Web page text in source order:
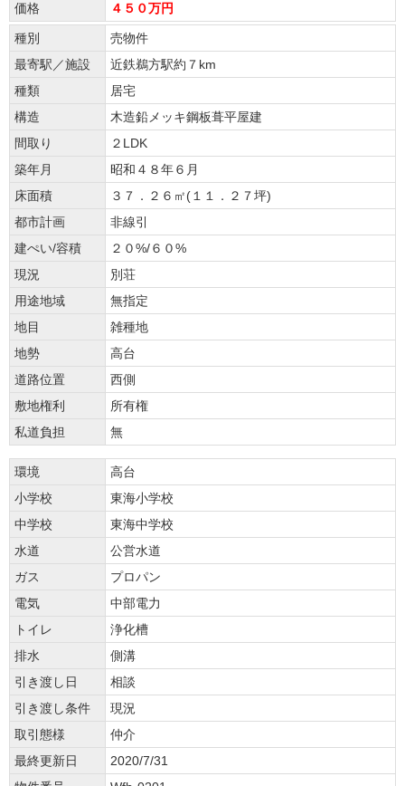
価格
４５０万円
種別
売物件
最寄駅／施設
近鉄鵜方駅約７km
種類
居宅
構造
木造鉛メッキ鋼板葺平屋建
間取り
２LDK
築年月
昭和４８年６月
床面積
３７．２６㎡(１１．２７坪)
都市計画
非線引
建ぺい/容積
２０%/６０%
現況
別荘
用途地域
無指定
地目
雑種地
地勢
高台
道路位置
西側
敷地権利
所有権
私道負担
無
環境
高台
小学校
東海小学校
中学校
東海中学校
水道
公営水道
ガス
プロパン
電気
中部電力
トイレ
浄化槽
排水
側溝
引き渡し日
相談
引き渡し条件
現況
取引態様
仲介
最終更新日
2020/7/31